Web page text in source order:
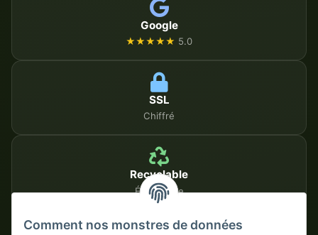
Google
★★★★★ 5.0
SSL
Chiffré
Recyclable
Écologique
Comment nos monstres de données